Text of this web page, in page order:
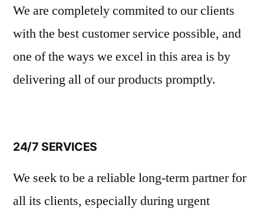
We are completely commited to our clients
with the best customer service possible, and
one of the ways we excel in this area is by
delivering all of our products promptly.
24/7 SERVICES
We seek to be a reliable long-term partner for
all its clients, especially during urgent